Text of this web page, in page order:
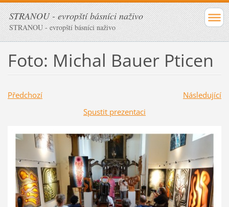
STRANOU - evropští básníci naživo
STRANOU - evropští básníci naživo
Foto: Michal Bauer Pticen
Předchozí
Následující
Spustit prezentaci